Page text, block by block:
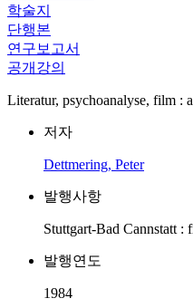
학술지
단행본
연구보고서
공개강의
Literatur, psychoanalyse, film :
저자
Dettmering, Peter
발행사항
Stuttgart-Bad Cannstatt :
발행연도
1984